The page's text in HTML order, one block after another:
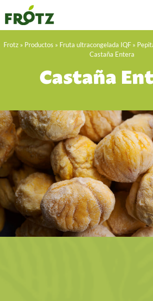
contenido
Frotz » Productos » Fruta ultracongelada IQF »
Castaña Entera
Castaña